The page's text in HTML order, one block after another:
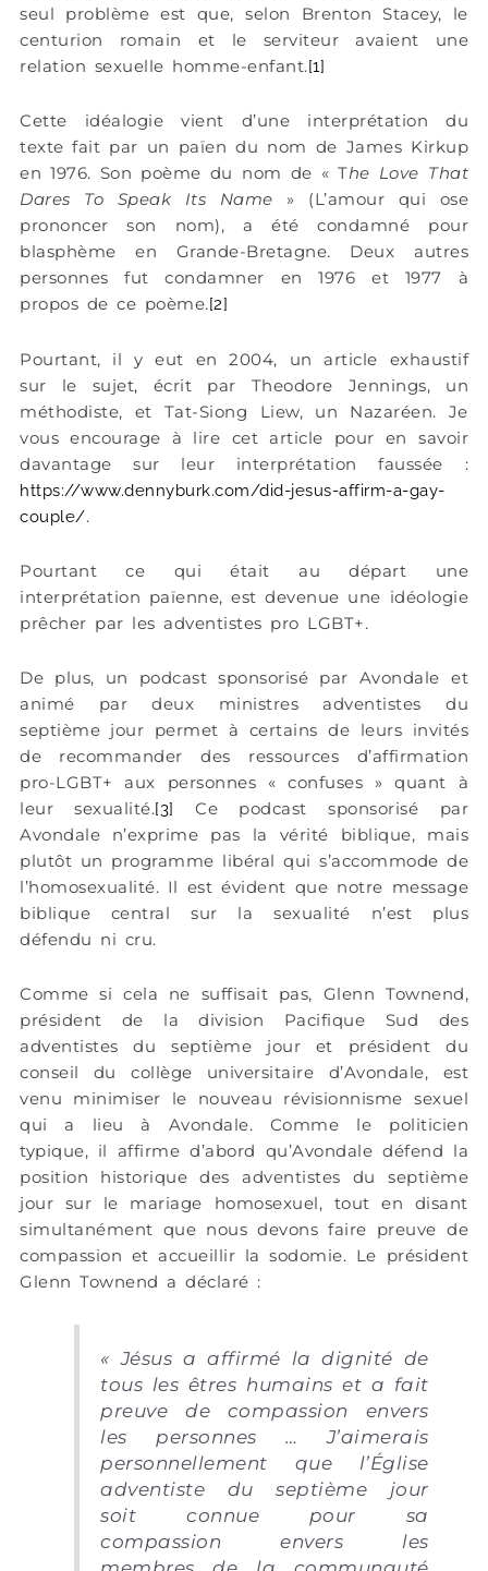
seul problème est que, selon Brenton Stacey, le
centurion romain et le serviteur avaient une
relation sexuelle homme-enfant.[1]
Cette idéalogie vient d’une interprétation du
texte fait par un païen du nom de James Kirkup
en 1976. Son poème du nom de « The Love That
Dares To Speak Its Name » (L’amour qui ose
prononcer son nom), a été condamné pour
blasphème en Grande-Bretagne. Deux autres
personnes fut condamner en 1976 et 1977 à
propos de ce poème.[2]
Pourtant, il y eut en 2004, un article exhaustif
sur le sujet, écrit par Theodore Jennings, un
méthodiste, et Tat-Siong Liew, un Nazaréen. Je
vous encourage à lire cet article pour en savoir
davantage sur leur interprétation faussée :
https://www.dennyburk.com/did-jesus-affirm-a-gay-
couple/.
Pourtant ce qui était au départ une
interprétation païenne, est devenue une idéologie
prêcher par les adventistes pro LGBT+.
De plus, un podcast sponsorisé par Avondale et
animé par deux ministres adventistes du
septième jour permet à certains de leurs invités
de recommander des ressources d’affirmation
pro-LGBT+ aux personnes « confuses » quant à
leur sexualité.[3]
Ce podcast sponsorisé par
Avondale n’exprime pas la vérité biblique, mais
plutôt un programme libéral qui s’accommode de
l’homosexualité. Il est évident que notre message
biblique central sur la sexualité n’est plus
défendu ni cru.
Comme si cela ne suffisait pas, Glenn Townend,
président de la division Pacifique Sud des
adventistes du septième jour et président du
conseil du collège universitaire d’Avondale, est
venu minimiser le nouveau révisionnisme sexuel
qui a lieu à Avondale. Comme le politicien
typique, il affirme d’abord qu’Avondale défend la
position historique des adventistes du septième
jour sur le mariage homosexuel, tout en disant
simultanément que nous devons faire preuve de
compassion et accueillir la sodomie. Le président
Glenn Townend a déclaré :
«Jésus a affirmé la dignité de
tous les êtres humains et a fait
preuve de compassion envers
les personnes … J’aimerais
personnellement que l’Église
adventiste du septième jour
soit connue pour sa
compassion envers les